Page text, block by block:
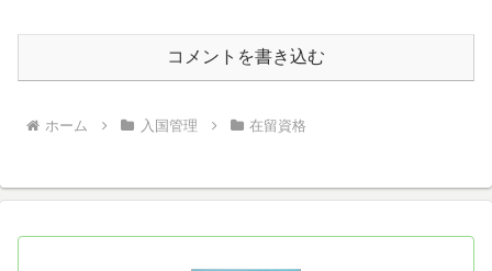
コメントを書き込む
ホーム 入国管理 在留資格